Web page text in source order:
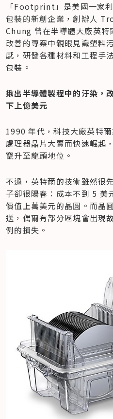
「Footprint」是美國一家
包裝的新創企業，創辦人
Chung 曾在半導體大廠英特
改善的專案中親眼見識塑料
感，研發各種材料和工程手
包裝。
揪出半導體製程中的汙染，
下上億美元
1990 年代，科技大廠英特
處理器晶片大賣而快速崛起
竄升至龍頭地位。
不過，英特爾的技術雖然很
子卻很陽春：成本不到 5 美
價值上萬美元的晶圓。而晶
送，偶爾有部分區塊會出現
例的損失。